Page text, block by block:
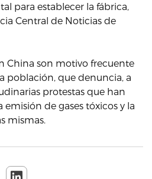
para establecer la fábrica,
Central de Noticias de
China son motivo frecuente
población, que denuncia, a
protestas que han
emisión de gases tóxicos y la
mismas.